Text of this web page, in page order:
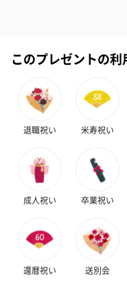
プリザーブドフラワー
（2,580円）
愛らしいぬいぐるみを同
誕生日・記念日・出産祝
このプレゼントの利
退職祝い 米寿祝い
成人祝い 卒業祝い
還暦祝い 送別会